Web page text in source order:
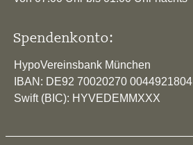
Spendenkonto:
HypoVereinsbank München
IBAN: DE92 70020270 0044921804
Swift (BIC): HYVEDEMMXXX